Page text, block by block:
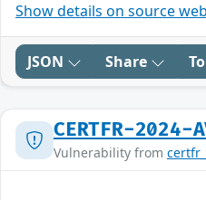
Show details on source
JSON Share
CERTFR-2024-
Vulnerability from